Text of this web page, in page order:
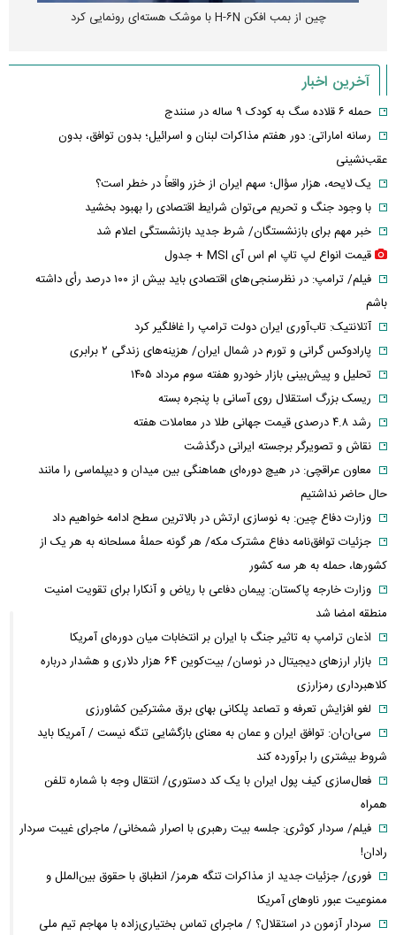
چین از بمب افکن H-۶N با موشک هسته‌ای رونمایی کرد
آخرین اخبار
حمله ۶ قلاده سگ به کودک ۹ ساله در سنندج
رسانه اماراتی: دور هفتم مذاکرات لبنان و اسرائیل؛ بدون توافق، بدون
عقب‌نشینی
یک لایحه، هزار سؤال؛ سهم ایران از خزر واقعاً در خطر است؟
با وجود جنگ و تحریم می‌توان شرایط اقتصادی را بهبود بخشید
خبر مهم برای بازنشستگان/ شرط جدید بازنشستگی اعلام شد
قیمت انواع لپ تاپ ام اس آی MSI + جدول
فیلم/ ترامپ: در نظرسنجی‌های اقتصادی باید بیش از ۱۰۰ درصد رأی داشته
باشم
آتلانتیک: تاب‌آوری ایران دولت ترامپ را غافلگیر کرد
پارادوکس گرانی و تورم در شمال ایران/ هزینه‌های زندگی ۲ برابری
تحلیل و پیش‌بینی بازار خودرو هفته سوم مرداد ۱۴۰۵
ریسک بزرگ استقلال روی آسانی با پنجره بسته
رشد ۴.۸ درصدی قیمت جهانی طلا در معاملات هفته
نقاش و تصویرگر برجسته ایرانی درگذشت
معاون عراقچی: در هیچ دوره‌ای هماهنگی بین میدان و دیپلماسی را مانند
حال حاضر نداشتیم
وزارت دفاع چین: به نوسازی ارتش در بالاترین سطح ادامه خواهیم داد
جزئیات توافق‌نامه دفاع مشترک مکه/ هر گونه حملهٔ مسلحانه به هر یک از
کشورها، حمله به هر سه کشور
وزارت خارجه پاکستان: پیمان دفاعی با ریاض و آنکارا برای تقویت امنیت
منطقه امضا شد
اذعان ترامپ به تاثیر جنگ با ایران بر انتخابات میان دوره‌ای آمریکا
بازار ارزهای دیجیتال در نوسان/ بیت‌کوین ۶۴ هزار دلاری و هشدار درباره
کلاهبرداری رمزارزی
لغو افزایش تعرفه و تصاعد پلکانی بهای برق مشترکین کشاورزی
سی‌ان‌ان: توافق ایران و عمان به معنای بازگشایی تنگه نیست / آمریکا باید
شروط بیشتری را برآورده کند
فعال‌سازی کیف پول ایران با یک کد دستوری/ انتقال وجه با شماره تلفن
همراه
فیلم/ سردار کوثری: جلسه بیت رهبری با اصرار شمخانی/ ماجرای غیبت سردار
رادان!
فوری/ جزئیات جدید از مذاکرات تنگه هرمز/ انطباق با حقوق بین‌الملل و
ممنوعیت عبور ناوهای آمریکا
سردار آزمون در استقلال؟ / ماجرای تماس بختیاری‌زاده با مهاجم تیم ملی